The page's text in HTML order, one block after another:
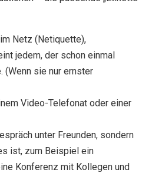
Netz (Netiquette),
jedem, der schon einmal
(Wenn sie nur ernster
Video-Telefonat oder einer
unter Freunden, sondern
ist, zum Beispiel ein
Konferenz mit Kollegen und